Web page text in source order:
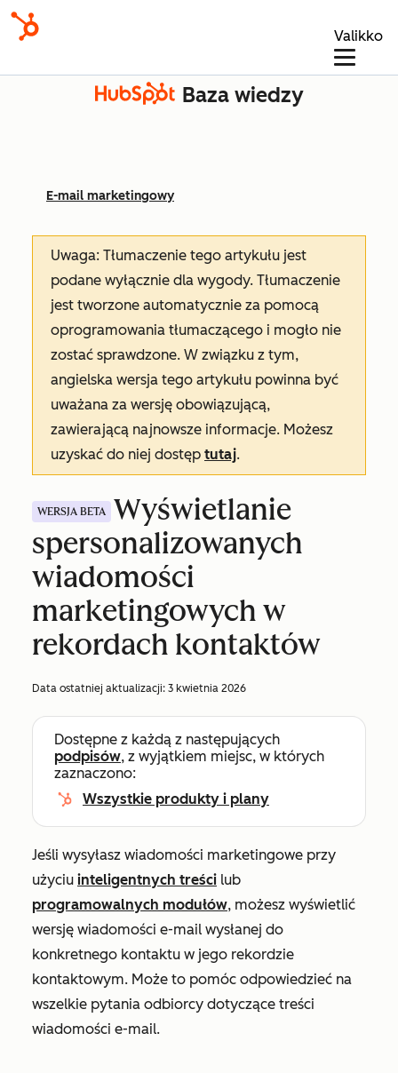
Valikko
Baza wiedzy
E-mail marketingowy
Uwaga: Tłumaczenie tego artykułu jest
podane wyłącznie dla wygody. Tłumaczenie
jest tworzone automatycznie za pomocą
oprogramowania tłumaczącego i mogło nie
zostać sprawdzone. W związku z tym,
angielska wersja tego artykułu powinna być
uważana za wersję obowiązującą,
zawierającą najnowsze informacje. Możesz
uzyskać do niej dostęp tutaj.
WERSJA BETA
Wyświetlanie
spersonalizowanych
wiadomości
marketingowych w
rekordach kontaktów
Data ostatniej aktualizacji: 3 kwietnia 2026
Dostępne z każdą z następujących
podpisów, z wyjątkiem miejsc, w których
zaznaczono:
Wszystkie produkty i plany
Jeśli wysyłasz wiadomości marketingowe przy
użyciu inteligentnych treści lub
programowalnych modułów, możesz wyświetlić
wersję wiadomości e-mail wysłanej do
konkretnego kontaktu w jego rekordzie
kontaktowym. Może to pomóc odpowiedzieć na
wszelkie pytania odbiorcy dotyczące treści
wiadomości e-mail.